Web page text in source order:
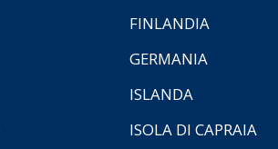
FINLANDIA
GERMANIA
ISLANDA
ISOLA DI CAPRAIA